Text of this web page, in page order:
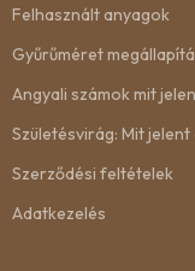
Felhasznált anyagok
Gyűrűméret
Angyali számok mit
Születésvirág: Mit
Szerződési feltételek
Adatkezelés